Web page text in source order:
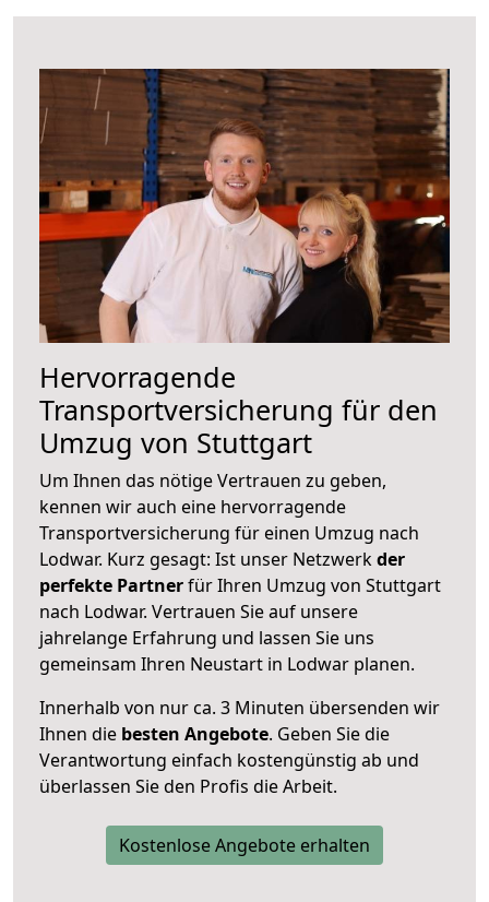
Hervorragende
Transportversicherung für den
Umzug von Stuttgart
Um Ihnen das nötige Vertrauen zu geben,
kennen wir auch eine hervorragende
Transportversicherung für einen Umzug nach
Lodwar. Kurz gesagt: Ist unser Netzwerkder
perfekte Partnerfür Ihren Umzug von Stuttgart
nach Lodwar. Vertrauen Sie auf unsere
jahrelange Erfahrung und lassen Sie uns
gemeinsam Ihren Neustart in Lodwar planen.
Innerhalb von nur ca. 3 Minuten übersenden wir
Ihnen die besten Angebote. Geben Sie die
Verantwortung einfach kostengünstig ab und
überlassen Sie den Profis die Arbeit.
Kostenlose Angebote erhalten